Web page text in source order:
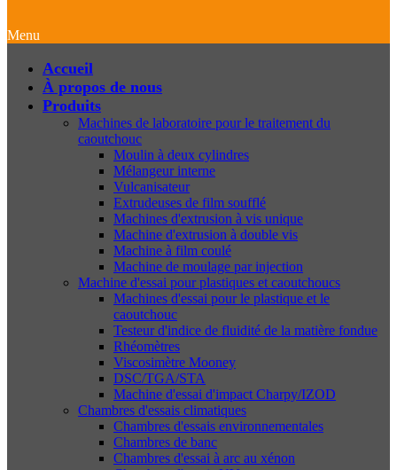
Menu
Accueil
À propos de nous
Produits
Machines de laboratoire pour le traitement du
caoutchouc
Moulin à deux cylindres
Mélangeur interne
Vulcanisateur
Extrudeuses de film soufflé
Machines d'extrusion à vis unique
Machine d'extrusion à double vis
Machine à film coulé
Machine de moulage par injection
Machine d'essai pour plastiques et caoutchoucs
Machines d'essai pour le plastique et le
caoutchouc
Testeur d'indice de fluidité de la matière fondue
Rhéomètres
Viscosimètre Mooney
DSC/TGA/STA
Machine d'essai d'impact Charpy/IZOD
Chambres d'essais climatiques
Chambres d'essais environnementales
Chambres de banc
Chambres d'essai à arc au xénon